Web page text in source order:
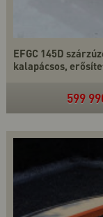
EFGC 145D
kalapácsos,
599